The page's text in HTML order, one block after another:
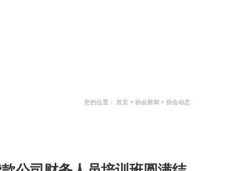
您的位置： 首页 > 协会新闻 > 协会动态